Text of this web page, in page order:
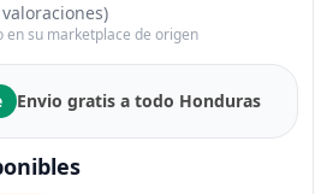
en su marketplace de origen
Envio gratis a todo Honduras